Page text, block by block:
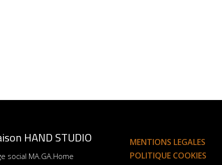
HAND STUDIO
social MA.GA.Home
MENTIONS LEGALES
POLITIQUE COOKIES